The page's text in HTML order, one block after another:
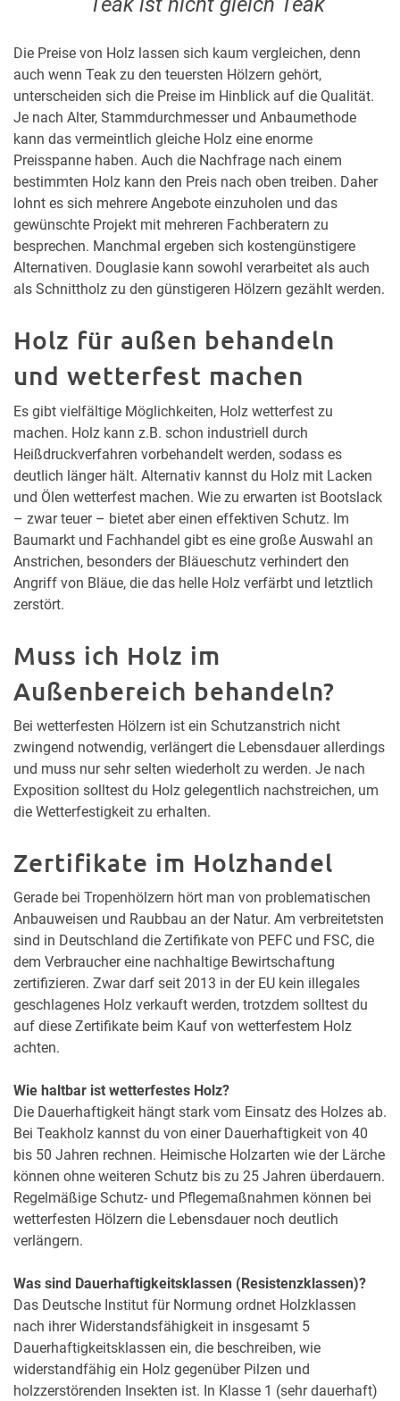
Die Preise von Holz lassen sich kaum vergleichen, denn
auch wenn Teak zu den teuersten Hölzern gehört,
unterscheiden sich die Preise im Hinblick auf die Qualität.
Je nach Alter, Stammdurchmesser und Anbaumethode
kann das vermeintlich gleiche Holz eine enorme
Preisspanne haben. Auch die Nachfrage nach einem
bestimmten Holz kann den Preis nach oben treiben. Daher
lohnt es sich mehrere Angebote einzuholen und das
gewünschte Projekt mit mehreren Fachberatern zu
besprechen. Manchmal ergeben sich kostengünstigere
Alternativen. Douglasie kann sowohl verarbeitet als auch
als Schnittholz zu den günstigeren Hölzern gezählt werden.
Holz für außen behandeln
und wetterfest machen
Es gibt vielfältige Möglichkeiten, Holz wetterfest zu
machen. Holz kann z.B. schon industriell durch
Heißdruckverfahren vorbehandelt werden, sodass es
deutlich länger hält. Alternativ kannst du Holz mit Lacken
und Ölen wetterfest machen. Wie zu erwarten ist Bootslack
– zwar teuer – bietet aber einen effektiven Schutz. Im
Baumarkt und Fachhandel gibt es eine große Auswahl an
Anstrichen, besonders der Bläueschutz verhindert den
Angriff von Bläue, die das helle Holz verfärbt und letztlich
zerstört.
Muss ich Holz im
Außenbereich behandeln?
Bei wetterfesten Hölzern ist ein Schutzanstrich nicht
zwingend notwendig, verlängert die Lebensdauer allerdings
und muss nur sehr selten wiederholt zu werden. Je nach
Exposition solltest du Holz gelegentlich nachstreichen, um
die Wetterfestigkeit zu erhalten.
Zertifikate im Holzhandel
Gerade bei Tropenhölzern hört man von problematischen
Anbauweisen und Raubbau an der Natur. Am verbreitetsten
sind in Deutschland die Zertifikate von PEFC und FSC, die
dem Verbraucher eine nachhaltige Bewirtschaftung
zertifizieren. Zwar darf seit 2013 in der EU kein illegales
geschlagenes Holz verkauft werden, trotzdem solltest du
auf diese Zertifikate beim Kauf von wetterfestem Holz
achten.
Wie haltbar ist wetterfestes Holz?
Die Dauerhaftigkeit hängt stark vom Einsatz des Holzes ab.
Bei Teakholz kannst du von einer Dauerhaftigkeit von 40
bis 50 Jahren rechnen. Heimische Holzarten wie der Lärche
können ohne weiteren Schutz bis zu 25 Jahren überdauern.
Regelmäßige Schutz- und Pflegemaßnahmen können bei
wetterfesten Hölzern die Lebensdauer noch deutlich
verlängern.
Was sind Dauerhaftigkeitsklassen (Resistenzklassen)?
Das Deutsche Institut für Normung ordnet Holzklassen
nach ihrer Widerstandsfähigkeit in insgesamt 5
Dauerhaftigkeitsklassen ein, die beschreiben, wie
widerstandfähig ein Holz gegenüber Pilzen und
holzzerstörenden Insekten ist. In Klasse 1 (sehr dauerhaft)